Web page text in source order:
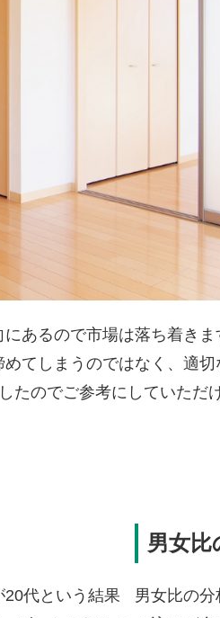
あるので市場は落ち着きま
てしまうのではなく、適
のでご参考にしていただ
代という結果
男女比
男女比の